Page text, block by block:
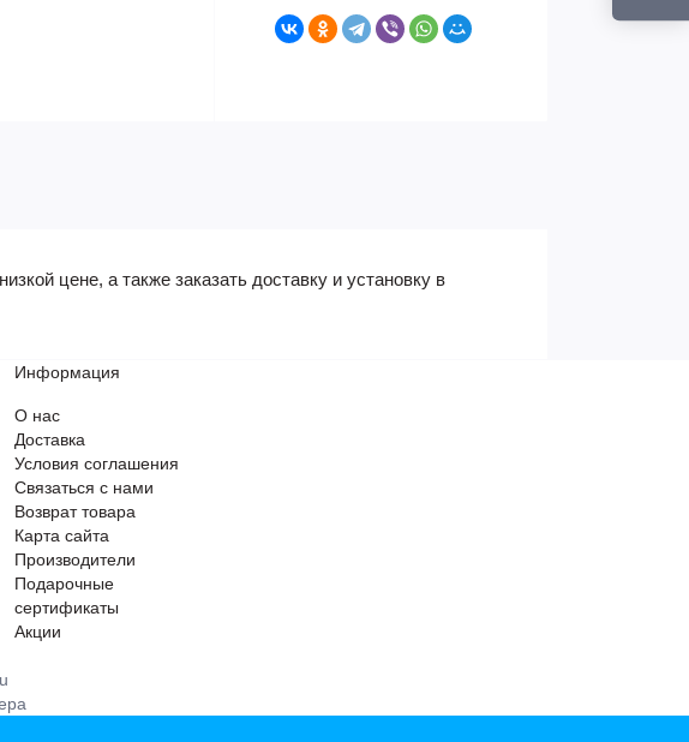
цене, а также заказать доставку и установку в
Информация
О нас
Доставка
Условия соглашения
Связаться с нами
Возврат товара
Карта сайта
Производители
Подарочные
сертификаты
Акции